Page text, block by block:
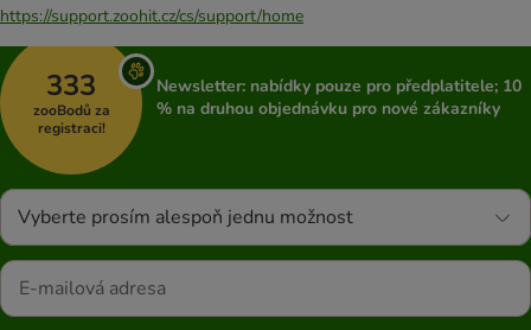
https://support.zoohit.cz/cs/support/home
333
zooBodů za
registraci!
Newsletter: nabídky pouze pro předplatitele; 10
% na druhou objednávku pro nové zákazníky
Vyberte prosím alespoň jednu možnost